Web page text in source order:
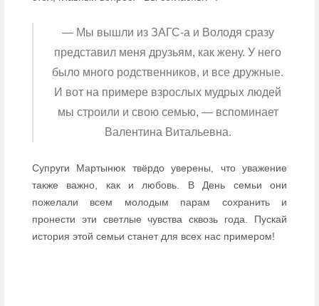
— Мы вышли из ЗАГС-а и Володя сразу
представил меня друзьям, как жену. У него
было много родственников, и все дружные.
И вот на примере взрослых мудрых людей
мы строили и свою семью, — вспоминает
Валентина Витальевна.
Супруги Мартынюк твёрдо уверены, что уважение
также важно, как и любовь. В День семьи они
пожелали всем молодым парам сохранить и
пронести эти светлые чувства сквозь года. Пускай
история этой семьи станет для всех нас примером!